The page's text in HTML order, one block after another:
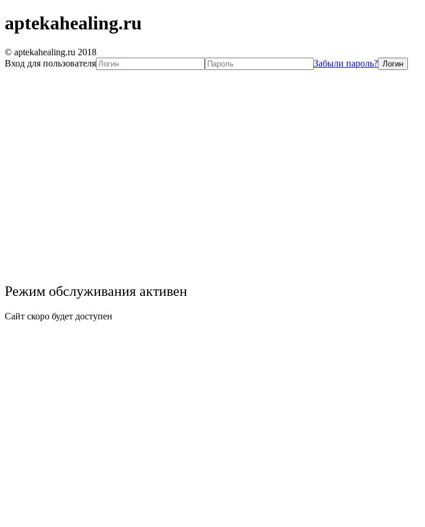
aptekahealing.ru
Режим обслуживания активен
Сайт скоро будет доступен
© aptekahealing.ru 2018
Вход для пользователя
Забыли пароль?